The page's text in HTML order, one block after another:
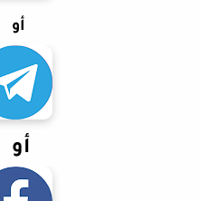
أو
أو